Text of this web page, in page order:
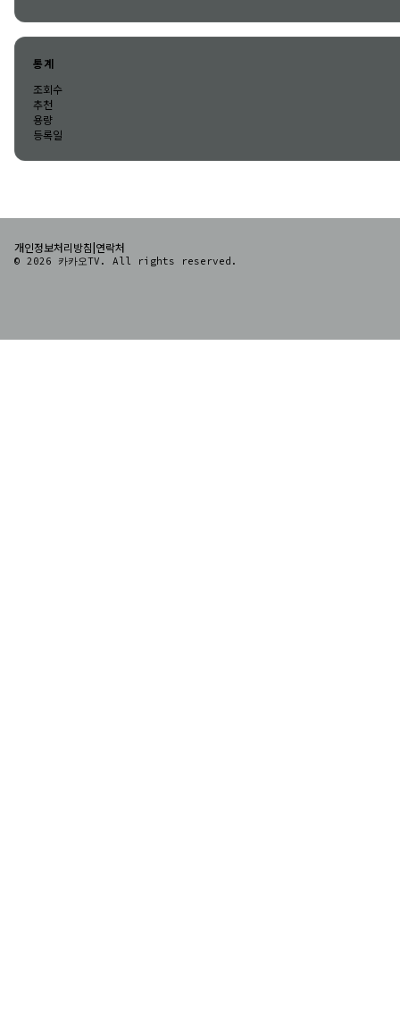
통계
조회수
추천
용량
등록일
개인정보처리방침|연락처
© 2026 카카오TV. All rights reserved.